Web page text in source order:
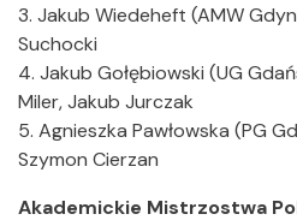
3. Jakub Wiedeheft (AMW
Suchocki
4. Jakub Gołębiowski (UG
Miler, Jakub Jurczak
5. Agnieszka Pawłowska (PG
Szymon Cierzan
Akademickie Mistrzostwa